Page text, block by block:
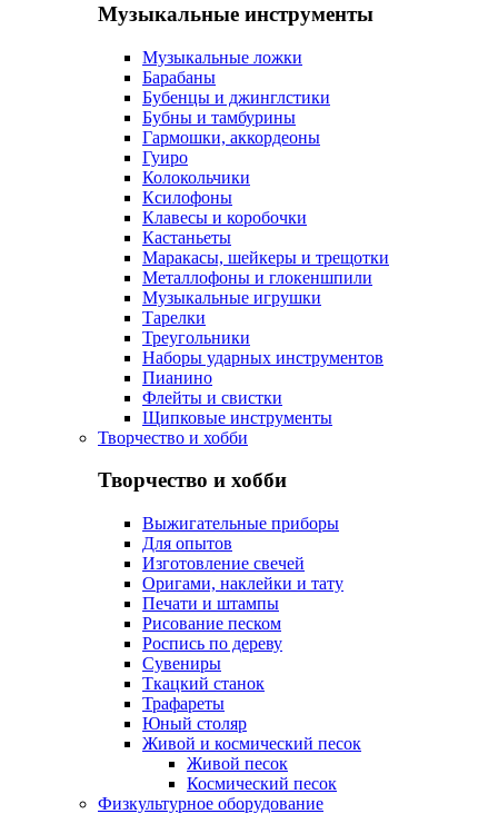
Музыкальные инструменты
Музыкальные ложки
Барабаны
Бубенцы и джинглстики
Бубны и тамбурины
Гармошки, аккордеоны
Гуиро
Колокольчики
Ксилофоны
Клавесы и коробочки
Кастаньеты
Маракасы, шейкеры и трещотки
Металлофоны и глокеншпили
Музыкальные игрушки
Тарелки
Треугольники
Наборы ударных инструментов
Пианино
Флейты и свистки
Щипковые инструменты
Творчество и хобби
Творчество и хобби
Выжигательные приборы
Для опытов
Изготовление свечей
Оригами, наклейки и тату
Печати и штампы
Рисование песком
Роспись по дереву
Сувениры
Ткацкий станок
Трафареты
Юный столяр
Живой и космический песок
Живой песок
Космический песок
Физкультурное оборудование